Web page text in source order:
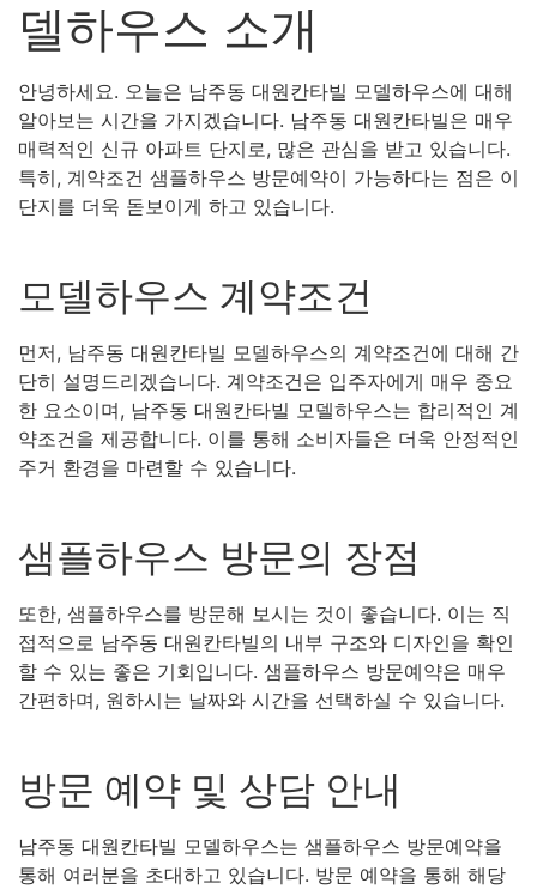
델하우스 소개
안녕하세요. 오늘은 남주동 대원칸타빌 모델하우스에 대해
알아보는 시간을 가지겠습니다. 남주동 대원칸타빌은 매우
매력적인 신규 아파트 단지로, 많은 관심을 받고 있습니다.
특히, 계약조건 샘플하우스 방문예약이 가능하다는 점은 이
단지를 더욱 돋보이게 하고 있습니다.
모델하우스 계약조건
먼저, 남주동 대원칸타빌 모델하우스의 계약조건에 대해 간
단히 설명드리겠습니다. 계약조건은 입주자에게 매우 중요
한 요소이며, 남주동 대원칸타빌 모델하우스는 합리적인 계
약조건을 제공합니다. 이를 통해 소비자들은 더욱 안정적인
주거 환경을 마련할 수 있습니다.
샘플하우스 방문의 장점
또한, 샘플하우스를 방문해 보시는 것이 좋습니다. 이는 직
접적으로 남주동 대원칸타빌의 내부 구조와 디자인을 확인
할 수 있는 좋은 기회입니다. 샘플하우스 방문예약은 매우
간편하며, 원하시는 날짜와 시간을 선택하실 수 있습니다.
방문 예약 및 상담 안내
남주동 대원칸타빌 모델하우스는 샘플하우스 방문예약을
통해 여러분을 초대하고 있습니다. 방문 예약을 통해 해당